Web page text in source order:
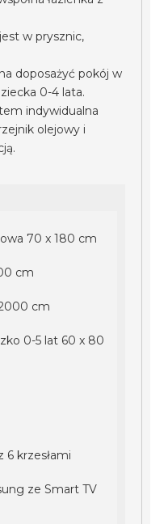
w prysznic,
doposażyć pokój w
0-4 lata.
indywidualna
olejowy i
70 x 180 cm
cm
cm
0-5 lat 60 x 80
6 krzesłami
ze Smart TV